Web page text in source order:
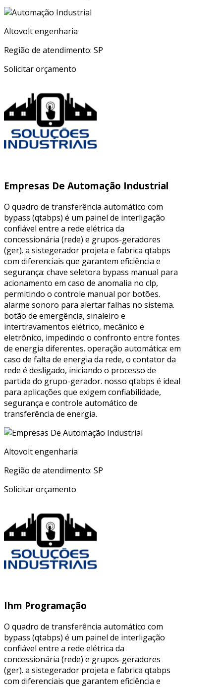
Altovolt engenharia
Região de atendimento: SP
Solicitar orçamento
Empresas De Automação Industrial
O quadro de transferência automático com
bypass (qtabps) é um painel de interligação
confiável entre a rede elétrica da
concessionária (rede) e grupos-geradores
(ger). a sistegerador projeta e fabrica qtabps
com diferenciais que garantem eficiência e
segurança: chave seletora bypass manual para
acionamento em caso de anomalia no clp,
permitindo o controle manual por botões.
alarme sonoro para alertar falhas no sistema.
botão de emergência, sinaleiro e
intertravamentos elétrico, mecânico e
eletrônico, impedindo o confronto entre fontes
de energia diferentes. operação automática: em
caso de falta de energia da rede, o contator da
rede é desligado, iniciando o processo de
partida do grupo-gerador. nosso qtabps é ideal
para aplicações que exigem confiabilidade,
segurança e controle automático de
transferência de energia.
Altovolt engenharia
Região de atendimento: SP
Solicitar orçamento
Ihm Programação
O quadro de transferência automático com
bypass (qtabps) é um painel de interligação
confiável entre a rede elétrica da
concessionária (rede) e grupos-geradores
(ger). a sistegerador projeta e fabrica qtabps
com diferenciais que garantem eficiência e